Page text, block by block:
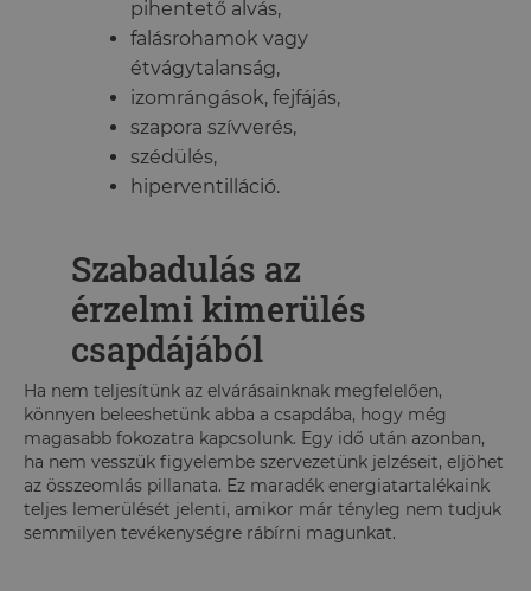
pihentető alvás,
falásrohamok vagy
étvágytalanság,
izomrángások, fejfájás,
szapora szívverés,
szédülés,
hiperventilláció.
Szabadulás az
érzelmi kimerülés
csapdájából
Ha nem teljesítünk az elvárásainknak megfelelően,
könnyen beleeshetünk abba a csapdába, hogy még
magasabb fokozatra kapcsolunk. Egy idő után azonban,
ha nem vesszük figyelembe szervezetünk jelzéseit, eljöhet
az összeomlás pillanata. Ez maradék energiatartalékaink
teljes lemerülését jelenti, amikor már tényleg nem tudjuk
semmilyen tevékenységre rábírni magunkat.